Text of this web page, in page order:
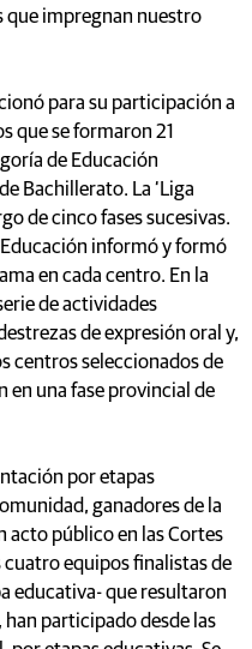
que impregnan nuestro
para su participación a
que se formaron 21
de Educación
Bachillerato. La ‘Liga
de cinco fases sucesivas.
Educación informó y formó
en cada centro. En la
de actividades
de expresión oral y,
centros seleccionados de
en una fase provincial de
por etapas
ganadores de la
acto público en las Cortes
equipos finalistas de
educativa- que resultaron
participado desde las